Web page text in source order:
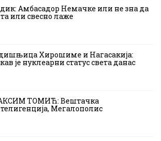
Амбасадор Немачке или не зна да
или свесно лаже
Хирошиме и Нагасакија:
је нуклеарни статус света данас
ТОМИЋ: Вештачка
Мегалополис